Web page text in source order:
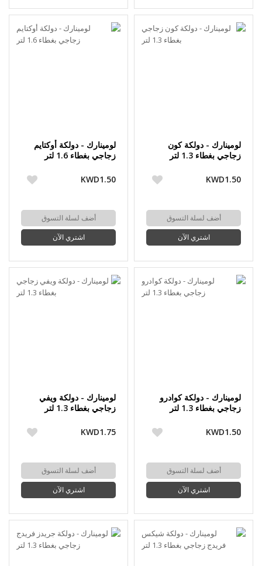
لومينارك - دولكة كون
زجاجي بغطاء 1.3 لتر
KWD1.50
أضف لسلة التسوق
اشتري الآن
لومينارك - دولكة أوكتايم
زجاجي بغطاء 1.6 لتر
KWD1.50
أضف لسلة التسوق
اشتري الآن
لومينارك - دولكة كوادرو
زجاجي بغطاء 1.3 لتر
KWD1.50
أضف لسلة التسوق
اشتري الآن
لومينارك - دولكة ويفي
زجاجي بغطاء 1.3 لتر
KWD1.75
أضف لسلة التسوق
اشتري الآن